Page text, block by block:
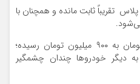
تقریباً ثابت مانده و همچنان با
پژو پارس ۱۴۰۳ از ۸۸۰ میلیون تومان به ۹۰۰ میلیون تومان رسیده؛
به دیگر خودروها چندان چشمگیر